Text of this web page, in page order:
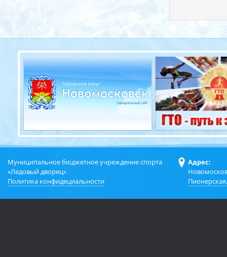
Муниципальное бюджетное учреждение спорта
«Ледовый дворец»
Политика конфидециальности
Адрес: